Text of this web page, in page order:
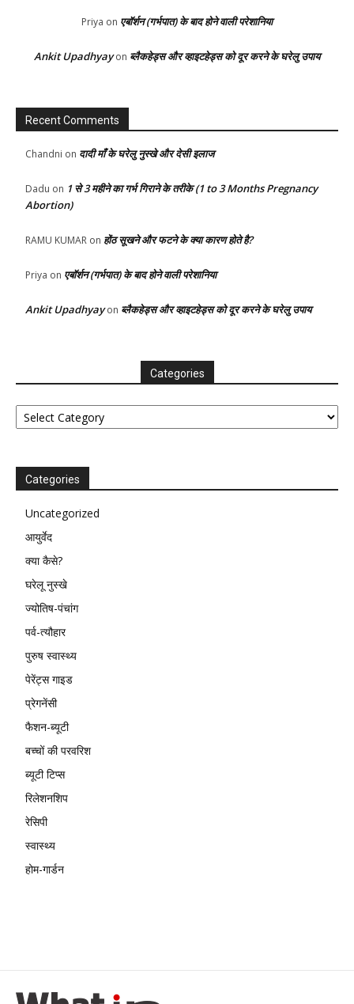
Priya on एबॉर्शन (गर्भपात) के बाद होने वाली परेशानिया
Ankit Upadhyayon ब्लैकहेड्स और व्हाइटहेड्स को दूर करने के घरेलु उपाय
Recent Comments
Chandni on दादी माँ के घरेलु नुस्खे और देसी इलाज
Dadu on 1 से 3 महीने का गर्भ गिराने के तरीके (1 to 3 Months Pregnancy
Abortion)
RAMU KUMAR on होंठ सूखने और फटने के क्या कारण होते है?
Priya on एबॉर्शन (गर्भपात) के बाद होने वाली परेशानिया
Ankit Upadhyayon ब्लैकहेड्स और व्हाइटहेड्स को दूर करने के घरेलु उपाय
Categories
Categories
Categories
Uncategorized
आयुर्वेद
क्या कैसे?
घरेलू नुस्खे
ज्योतिष-पंचांग
पर्व-त्यौहार
पुरुष स्वास्थ्य
पेरेंट्स गाइड
प्रेगनेंसी
फैशन-ब्यूटी
बच्चों की परवरिश
ब्यूटी टिप्स
रिलेशनशिप
रेसिपी
स्वास्थ्य
होम-गार्डन